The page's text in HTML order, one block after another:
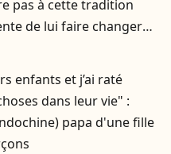
pas à cette tradition
de lui faire changer
enfants et j’ai raté
dans leur vie" :
papa d'une fille